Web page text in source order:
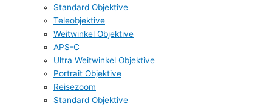
Standard Objektive
Teleobjektive
Weitwinkel Objektive
APS-C
Ultra Weitwinkel Objektive
Portrait Objektive
Reisezoom
Standard Objektive